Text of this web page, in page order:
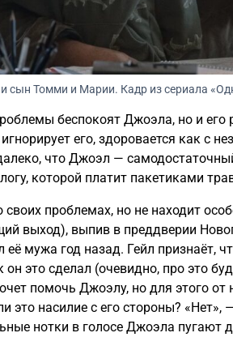
сын Томми и Марии. Кадр из сериала
беспокоят Джоэла, но и
его, здоровается как с
что Джоэл —
которой платит пакетиками
своих проблемах, но не находит
выход), выпив в преддверии
её мужа год назад. Гейл признаёт,
он это сделал (очевидно, про это
помочь Джоэлу, но для этого от
это насилие с его стороны?
нотки в голосе Джоэла пугают